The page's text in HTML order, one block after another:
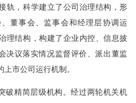
轨，科学建立了公司治理结构，形
董事会、监事会和经理层协调运
理结构，构建了企业内控、信息披
决议落实情况监督评价、派出董监
市公司运行机制。
破精简层级机构。经过两轮机关机